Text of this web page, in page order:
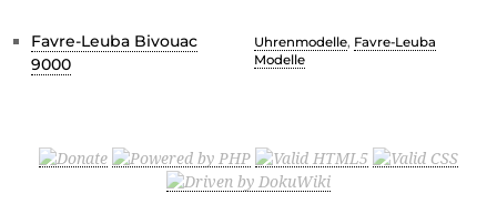
Favre-Leuba Bivouac
9000
Uhrenmodelle, Favre-Leuba
Modelle